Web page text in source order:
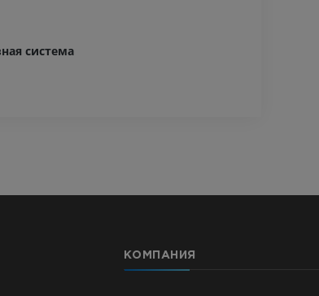
система
КОМПАНИЯ